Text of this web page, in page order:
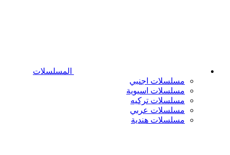
المسلسلات
مسلسلات اجنبي
مسلسلات اسيوية
مسلسلات تركيه
مسلسلات عربي
مسلسلات هندية